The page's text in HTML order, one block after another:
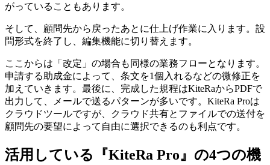
がっていることもあります。
そして、顧問先から戻ったあとに仕上げ作業に入ります。設
問形式を終了し、編集機能に切り替えます。
ここからは「改定」の場合も同様の業務フローとなります。
申請する助成金によって、条文を1個入れるなどの微修正を
加えていきます。最後に、完成した規程はKiteRaからPDFで
出力して、メールで送るパターンが多いです。KiteRa Proは
クラウドツールですが、クラウド共有とファイルでの送付を
顧問先の要望によって自由に選択できるのも利点です。
活用している『KiteRa Pro』の4つの機